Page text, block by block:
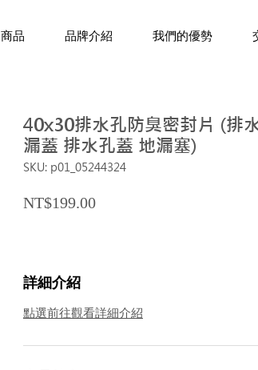
商品 品牌介紹 我們的優勢
40x30排水孔防臭密封片 (排
漏蓋 排水孔蓋 地漏塞)
SKU: p01_05244324
NT$199.00Price
詳細介紹
點選前往觀看詳細介紹